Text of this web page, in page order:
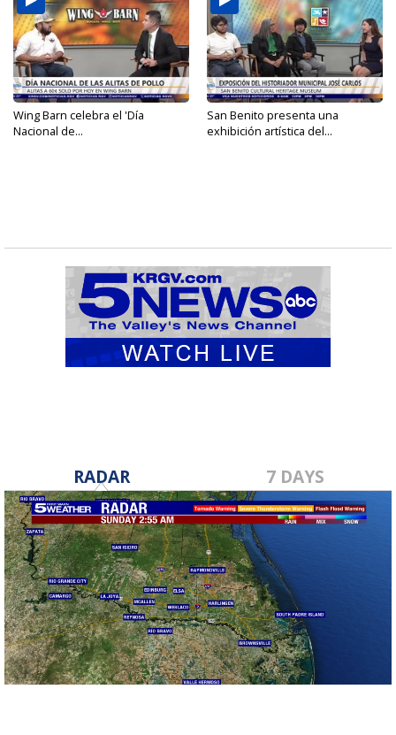
Wing Barn celebra el 'Día
Nacional de...
San Benito presenta una
exhibición artística del...
RADAR 7 DAYS